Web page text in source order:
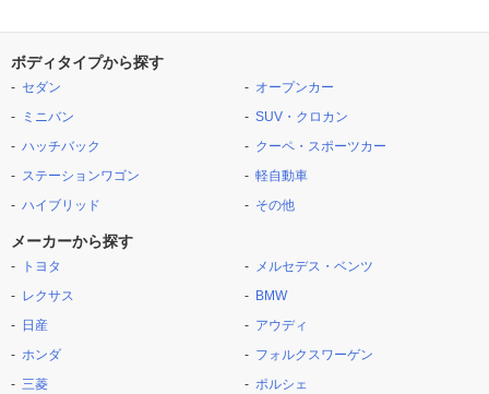
ボディタイプから探す
セダン
ミニバン
ハッチバック
ステーションワゴン
ハイブリッド
オープンカー
SUV・クロカン
クーペ・スポーツカー
軽自動車
その他
メーカーから探す
トヨタ
レクサス
日産
ホンダ
三菱
メルセデス・ベンツ
BMW
アウディ
フォルクスワーゲン
ポルシェ